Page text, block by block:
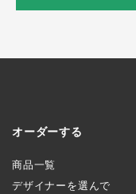
オーダーする
商品一覧
デザイナーを選んで